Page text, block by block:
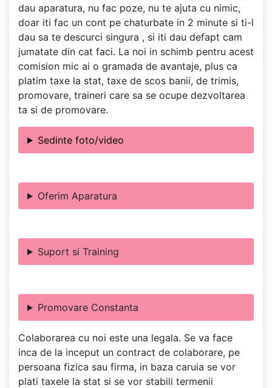
dau aparatura, nu fac poze, nu te ajuta cu nimic,
doar iti fac un cont pe chaturbate in 2 minute si ti-l
dau sa te descurci singura , si iti dau defapt cam
jumatate din cat faci. La noi in schimb pentru acest
comision mic ai o gramada de avantaje, plus ca
platim taxe la stat, taxe de scos banii, de trimis,
promovare, traineri care sa se ocupe dezvoltarea
ta si de promovare.
Sedinte foto/video
Oferim Aparatura
Suport si Training
Promovare Constanta
Colaborarea cu noi este una legala. Se va face
inca de la inceput un contract de colaborare, pe
persoana fizica sau firma, in baza caruia se vor
plati taxele la stat si se vor stabili termenii